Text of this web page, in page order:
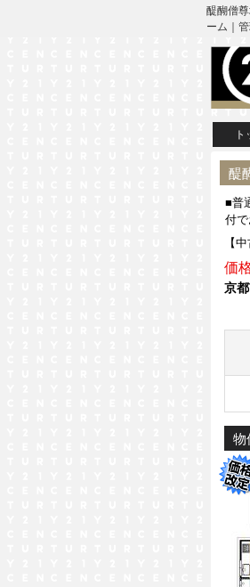
醍醐僧
ーム｜
醍
■普
付
【
価
京
物